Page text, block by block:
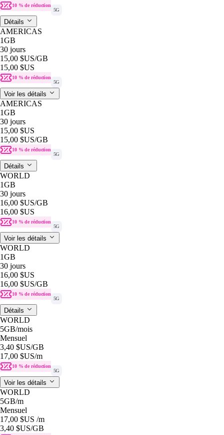
10 % de réduction
5G
Détails
AMERICAS
1GB
30 jours
15,00 $US/GB
15,00 $US
10 % de réduction
5G
Voir les détails
AMERICAS
1GB
30 jours
15,00 $US
15,00 $US/GB
10 % de réduction
5G
Détails
WORLD
1GB
30 jours
16,00 $US/GB
16,00 $US
10 % de réduction
5G
Voir les détails
WORLD
1GB
30 jours
16,00 $US
16,00 $US/GB
10 % de réduction
5G
Détails
WORLD
5GB/mois
Mensuel
3,40 $US/GB
17,00 $US/m
10 % de réduction
5G
Voir les détails
WORLD
5GB/m
Mensuel
17,00 $US /m
3,40 $US/GB